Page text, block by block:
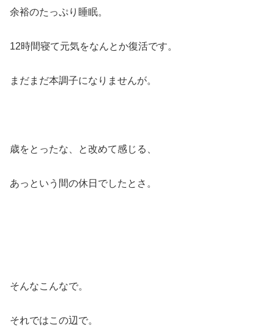
余裕のたっぷり睡眠。
12時間寝て元気をなんとか復活です。
まだまだ本調子になりませんが。
歳をとったな、と改めて感じる、
あっという間の休日でしたとさ。
そんなこんなで。
それではこの辺で。